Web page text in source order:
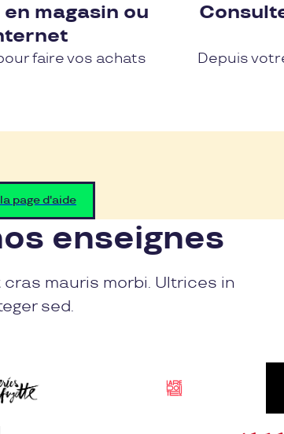
magasin ou
faire vos achats Depuis
page d'aide
enseignes
mauris morbi. Ultrices in
sed.